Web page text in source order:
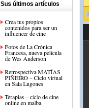
Sus últimos artículos
Crea tus propios
contenidos para ser un
influencer de cine
Fotos de La Crónica
Francesa, nueva película
de Wes Anderson
Retrospectiva MATÍAS
PIÑEIRO – Ciclo virtual
en Sala Lugones
Terapias – ciclo de cine
online en malba